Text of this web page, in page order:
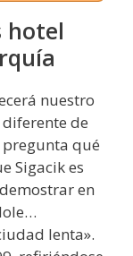
hotel
nuestro
de
qué
Sigacik es
en
lenta».